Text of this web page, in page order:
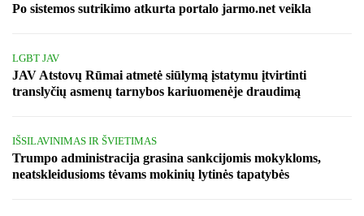
Po sistemos sutrikimo atkurta portalo jarmo.net veikla
LGBT JAV
JAV Atstovų Rūmai atmetė siūlymą įstatymu įtvirtinti
translyčių asmenų tarnybos kariuomenėje draudimą
IŠSILAVINIMAS IR ŠVIETIMAS
Trumpo administracija grasina sankcijomis mokykloms,
neatskleidusioms tėvams mokinių lytinės tapatybės